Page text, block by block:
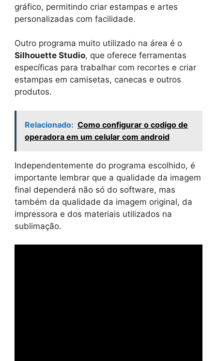
gráfico, permitindo criar estampas e artes
personalizadas com facilidade.
Outro programa muito utilizado na área é o
Silhouette Studio, que oferece ferramentas
específicas para trabalhar com recortes e criar
estampas em camisetas, canecas e outros
produtos.
Relacionado: Como configurar o codigo de
operadora em um celular com android
Independentemente do programa escolhido, é
importante lembrar que a qualidade da imagem
final dependerá não só do software, mas
também da qualidade da imagem original, da
impressora e dos materiais utilizados na
sublimação.